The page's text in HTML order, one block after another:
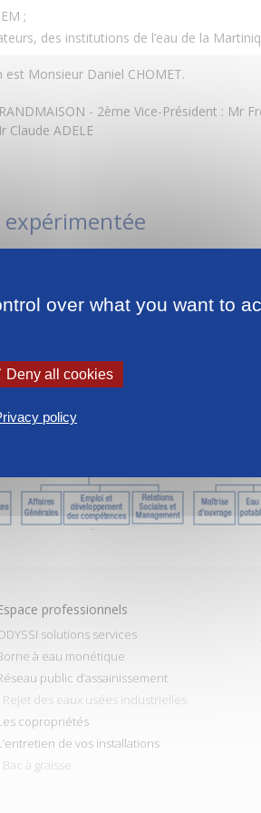
;
des institutions de l’eau de la
est Monsieur Daniel CHOMET.
- 2ème Vice-Président : Mr
Claude ADELE
expérimentée
emploie plus de 200 Martiniquais
professionnels
solutions services
à eau monétique
public d’assainissement
Rejet des eaux usées industrielles
copropriétés
de vos installations
Bac à graisse
over what you want to
Deny all cookies
policy